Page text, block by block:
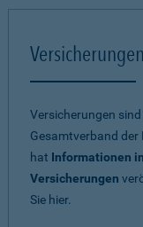
Versicherungen
Gesamtverband
hat Informationen
Versicherungen
Sie hier.